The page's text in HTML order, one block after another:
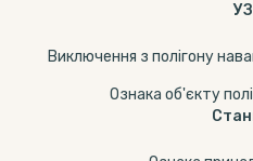
УЗ
Виключення з полігону
Ознака об'єкту